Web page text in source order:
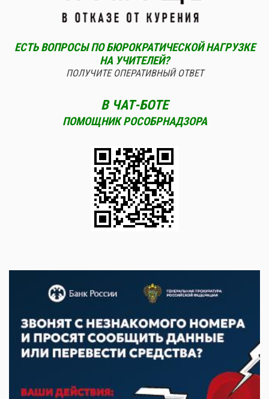
ЕСТЬ ВОПРОСЫ ПО БЮРОКРАТИЧЕСКОЙ НАГРУЗКЕ
НА УЧИТЕЛЕЙ?
ПОЛУЧИТЕ ОПЕРАТИВНЫЙ ОТВЕТ
В ЧАТ-БОТЕ
ПОМОЩНИК РОСОБРНАДЗОРА